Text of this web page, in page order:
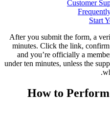
After you submit the form, a
minutes. Click the link,
and you’re officially a
under ten minutes, unless the
2. How to